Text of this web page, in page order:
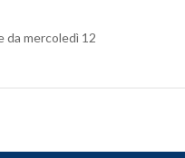
da mercoledì 12